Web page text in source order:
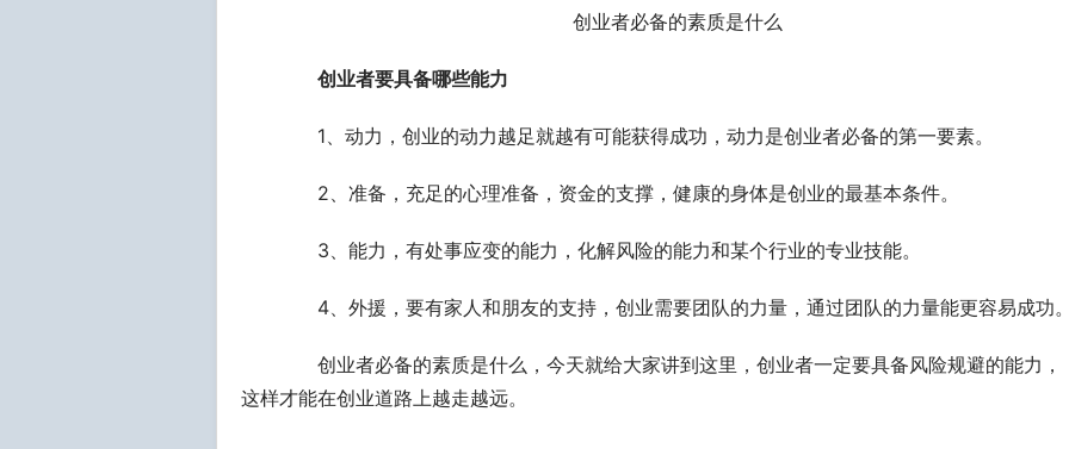
创业者必备的素质是什么
创业者要具备哪些能力
1、动力，创业的动力越足就越有可能获得成功，动力是创业者必备的第一要素。
2、准备，充足的心理准备，资金的支撑，健康的身体是创业的最基本条件。
3、能力，有处事应变的能力，化解风险的能力和某个行业的专业技能。
4、外援，要有家人和朋友的支持，创业需要团队的力量，通过团队的力量能更容易成功
创业者必备的素质是什么，今天就给大家讲到这里，创业者一定要具备风险规避的能力，
这样才能在创业道路上越走越远。